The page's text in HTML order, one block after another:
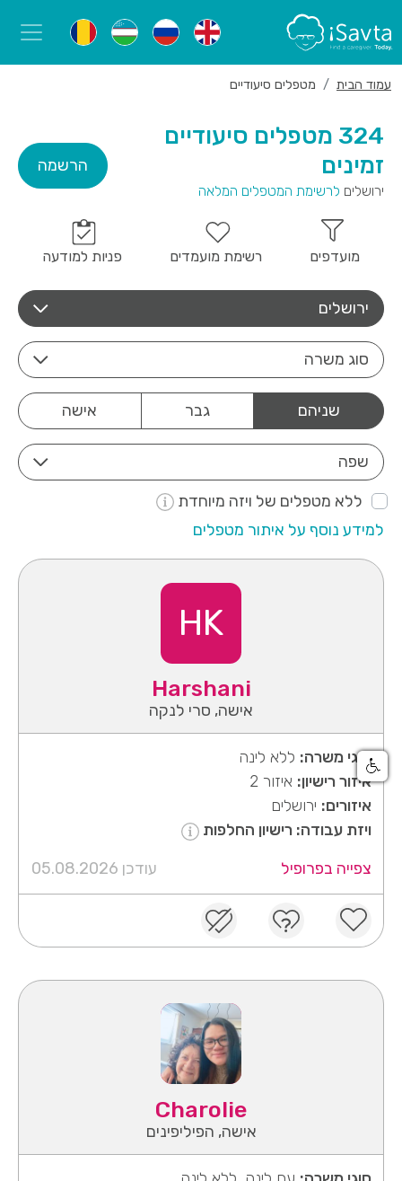
עמוד הבית מטפלים סיעודיים
324 מטפלים סיעודיים
זמינים
ירושלים לרשימת המטפלים המלאה
הרשמה
מועדפים רשימת מועמדים פניות למודעה
ירושלים
סוג משרה
אישה גבר שניהם
שפה
ללא מטפלים של ויזה מיוחדת
למידע נוסף על איתור מטפלים
HK
Harshani
אישה, סרי לנקה
סוגי משרה: ללא לינה
איזור רישיון: איזור 2
איזורים: ירושלים
ויזת עבודה: רישיון החלפות
צפייה בפרופיל
עודכן 05.08.2026
Charolie
אישה, הפיליפינים